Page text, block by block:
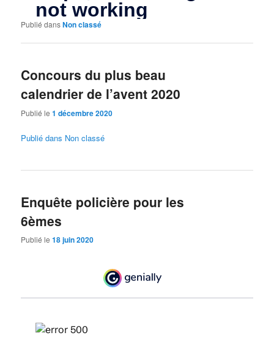
Publié dansNon classé
Concours du plus beau
calendrier de l’avent 2020
Publié le1 décembre 2020
Publié dans Non classé
Enquête policière pour les
6èmes
Publié le18 juin 2020